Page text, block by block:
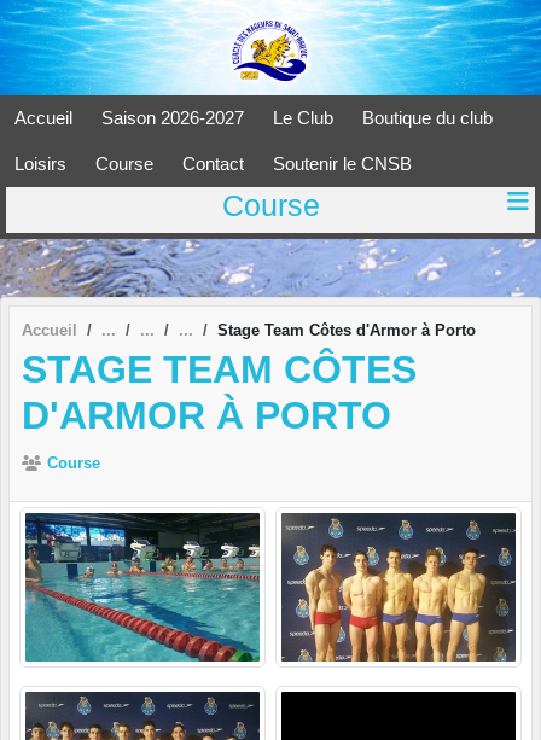
Accueil Saison 2026-2027 Le Club Boutique du club
Loisirs Course Contact Soutenir le CNSB
Course
Accueil Stage Team Côtes d'Armor à Porto
STAGE TEAM CÔTES
D'ARMOR À PORTO
Course
Panneau de gestion des cookies